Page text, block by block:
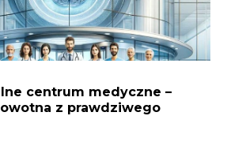
centrum medyczne –
z prawdziwego